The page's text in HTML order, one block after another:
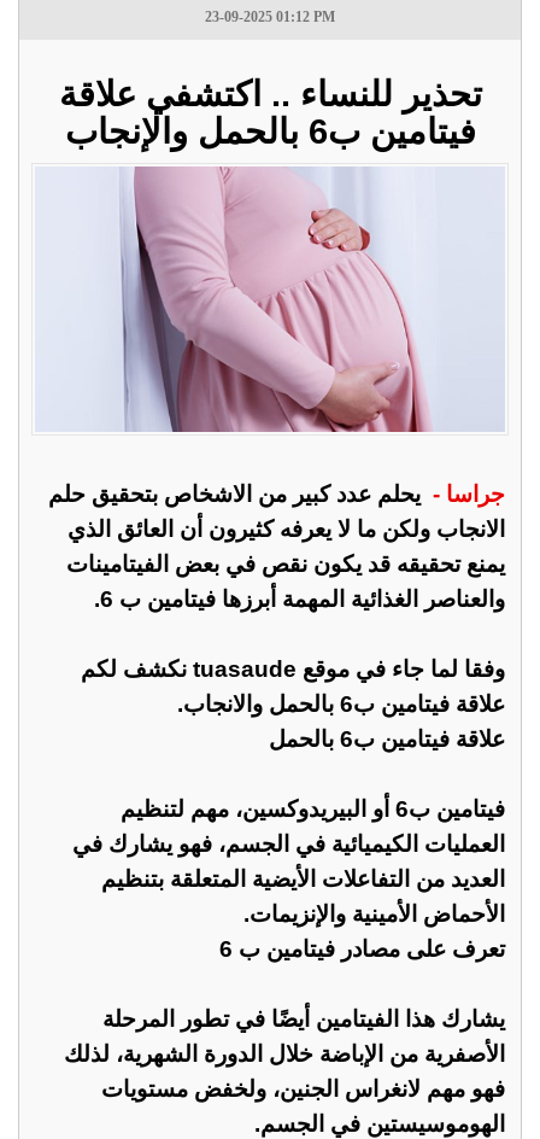
23-09-2025 01:12 PM
تحذير للنساء .. اكتشفي علاقة
فيتامين ب6 بالحمل والإنجاب
جراسا - يحلم عدد كبير من الاشخاص بتحقيق حلم
الانجاب ولكن ما لا يعرفه كثيرون أن العائق الذي
يمنع تحقيقه قد يكون نقص في بعض الفيتامينات
والعناصر الغذائية المهمة أبرزها فيتامين ب 6.
وفقا لما جاء في موقع tuasaude نكشف لكم
علاقة فيتامين ب6 بالحمل والانجاب.
علاقة فيتامين ب6 بالحمل
فيتامين ب6 أو البيريدوكسين، مهم لتنظيم
العمليات الكيميائية في الجسم، فهو يشارك في
العديد من التفاعلات الأيضية المتعلقة بتنظيم
الأحماض الأمينية والإنزيمات.
تعرف على مصادر فيتامين ب 6
يشارك هذا الفيتامين أيضًا في تطور المرحلة
الأصفرية من الإباضة خلال الدورة الشهرية، لذلك
فهو مهم لانغراس الجنين، ولخفض مستويات
الهوموسيستين في الجسم.